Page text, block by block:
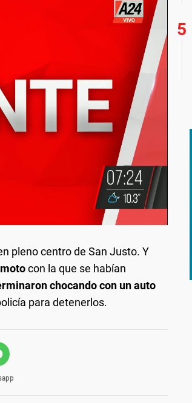
pleno centro de San Justo. Y
con la que se habían
chocando con un auto
para detenerlos.